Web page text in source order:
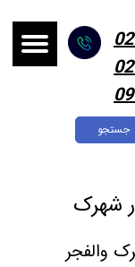
جستجو
شهرک
والفجر